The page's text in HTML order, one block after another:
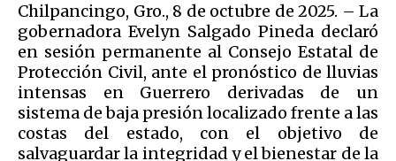
Chilpancingo, Gro., 8 de octubre de 2025. – La
gobernadora Evelyn Salgado Pineda declaró
en sesión permanente al Consejo Estatal de
Protección Civil, ante el pronóstico de lluvias
intensas en Guerrero derivadas de un
sistema de baja presión localizado frente a las
costas del estado, con el objetivo de
salvaguardar la integridad y el bienestar de la